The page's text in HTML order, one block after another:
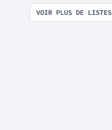
VOIR PLUS DE LISTES